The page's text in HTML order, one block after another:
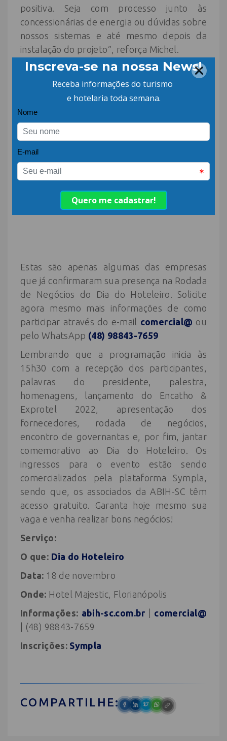
positiva. Seja com processo junto às
concessionárias de energia ou dúvidas sobre
nossos sistemas e até mesmo depois da
instalação do projeto”, reforça Michel.
Segundo aABSOLAR– Associação Brasileira
de Energia Solar Fotovoltaica, as energias
Solares e Eólicas serão líderes da geração
mundial até 2050. Outra estimativa é que
até o final deste ano os investimentos no
setor solar alcancem R$ 22,6 bilhões.
Foco na retomada
Estas são apenas algumas das empresas
que já confirmaram sua presença na Rodada
de Negócios do Dia do Hoteleiro. Solicite
agora mesmo mais informações de como
participar através do e-mail comercial@ ou
pelo WhatsApp (48) 98843-7659
Lembrando que a programação inicia às
15h30 com a recepção dos participantes,
palavras do presidente, palestra,
homenagens, lançamento do Encatho &
Exprotel 2022, apresentação dos
fornecedores, rodada de negócios,
encontro de governantas e, por fim, jantar
comemorativo ao Dia do Hoteleiro. Os
ingressos para o evento estão sendo
comercializados pela plataforma Sympla,
sendo que, os associados da ABIH-SC têm
acesso gratuito. Garanta hoje mesmo sua
vaga e venha realizar bons negócios!
Serviço:
O que: Dia do Hoteleiro
Data: 18 de novembro
Onde: Hotel Majestic, Florianópolis
Informações: abih-sc.com.br
comercial@
| (48) 98843-7659
Inscrições: Sympla
COMPARTILHE: